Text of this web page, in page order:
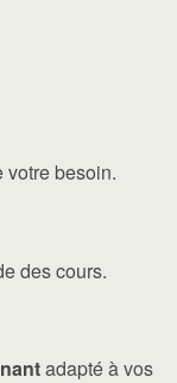
votre besoin.
des cours.
adapté à vos